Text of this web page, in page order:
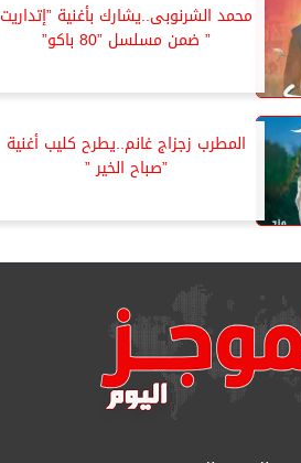
محمد الشرنوبى..يشارك بأغنية ”إتداريت
” ضمن مسلسل ”80 باكو”
المطرب زجزاج غانم..يطرح كليب أغنية
”صباح الخير ”